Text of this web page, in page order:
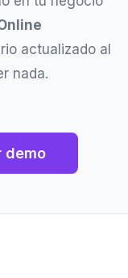
actualizado al
nada.
demo